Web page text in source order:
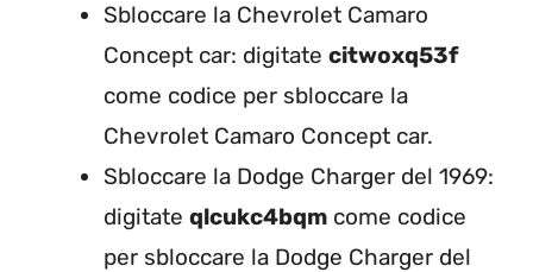
Sbloccare la Chevrolet Camaro
Concept car: digitate citwoxq53f
come codice per sbloccare la
Chevrolet Camaro Concept car.
Sbloccare la Dodge Charger del 1969:
digitate qlcukc4bqm come codice
per sbloccare la Dodge Charger del